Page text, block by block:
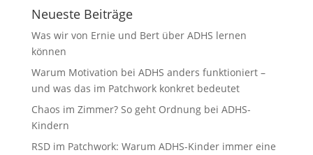
Neueste Beiträge
Was wir von Ernie und Bert über ADHS lernen
können
Warum Motivation bei ADHS anders funktioniert –
und was das im Patchwork konkret bedeutet
Chaos im Zimmer? So geht Ordnung bei ADHS-
Kindern
RSD im Patchwork: Warum ADHS-Kinder immer eine